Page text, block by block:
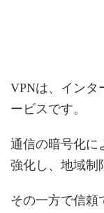
VPNは、インタ
ービスです。
通信の暗号化に
強化し、地域制
その一方で信頼